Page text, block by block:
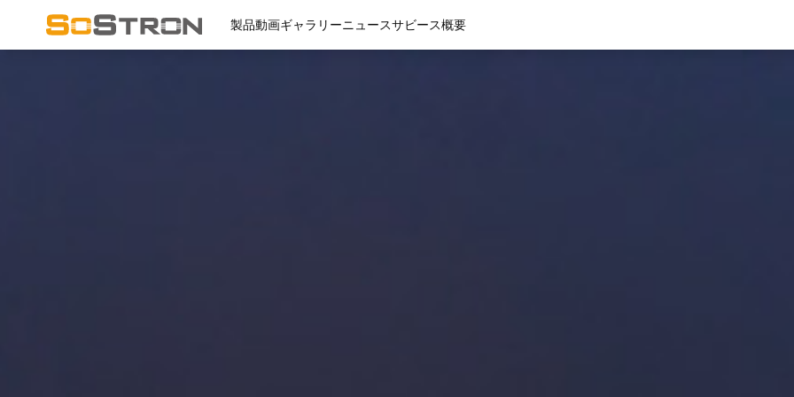
製品動画ギャラリーニュースサビース概要